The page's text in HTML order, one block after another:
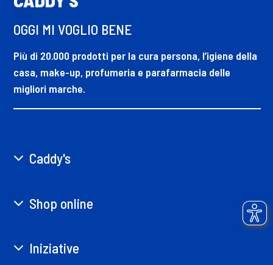
OGGI MI VOGLIO BENE
Più di 20.000 prodotti per la cura persona, l’igiene della
casa, make-up, profumeria e parafarmacia delle
migliori marche.
Caddy's
Shop online
Iniziative